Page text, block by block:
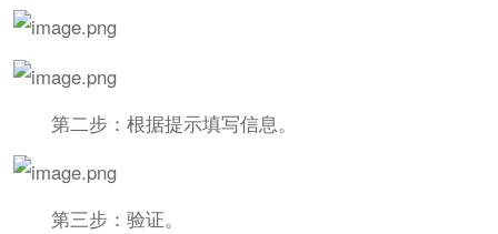
第二步：根据提示填写信息。
第三步：验证。